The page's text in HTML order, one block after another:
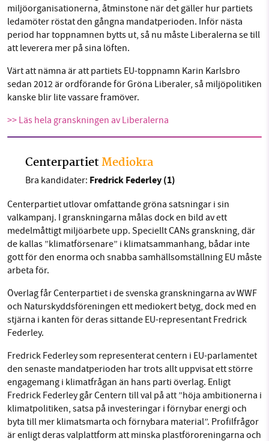
miljöorganisationerna, åtminstone när det gäller hur partiets
ledamöter röstat den gångna mandatperioden. Inför nästa
period har toppnamnen bytts ut, så nu måste Liberalerna se till
att leverera mer på sina löften.
Värt att nämna är att partiets EU-toppnamn Karin Karlsbro
sedan 2012 är ordförande för Gröna Liberaler, så miljöpolitiken
kanske blir lite vassare framöver.
>> Läs hela granskningen av Liberalerna
CenterpartietMediokra
Bra kandidater: Fredrick Federley (1)
Centerpartiet utlovar omfattande gröna satsningar i sin
valkampanj. I granskningarna målas dock en bild av ett
medelmåttigt miljöarbete upp. Speciellt CANs granskning, där
de kallas ”klimatförsenare” i klimatsammanhang, bådar inte
gott för den enorma och snabba samhällsomställning EU måste
arbeta för.
Överlag får Centerpartiet i de svenska granskningarna av WWF
och Naturskyddsföreningen ett mediokert betyg, dock med en
stjärna i kanten för deras sittande EU-representant Fredrick
Federley.
Fredrick Federley som representerat centern i EU-parlamentet
den senaste mandatperioden har trots allt uppvisat ett större
engagemang i klimatfrågan än hans parti överlag. Enligt
Fredrick Federley går Centern till val på att ”höja ambitionerna i
klimatpolitiken, satsa på investeringar i förnybar energi och
byta till mer klimatsmarta och förnybara material”. Profilfrågor
är enligt deras valplattform att minska plastföroreningarna och